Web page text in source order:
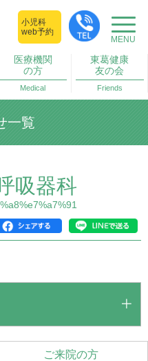
小児科
web予約
医療機関
の方
Medical
東葛健康
友の会
Friends
一覧
吸器科
ご来院の方